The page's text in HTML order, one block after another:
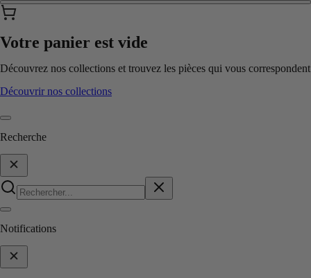
Votre panier est vide
Découvrez nos collections et trouvez les pièces qui vous correspondent
Découvrir nos collections
Recherche
Notifications